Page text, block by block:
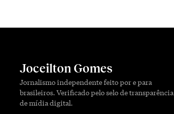
Joceilton Gomes
Jornalismo independente feito por e para
brasileiros. Verificado pelo selo de transparência
de mídia digital.